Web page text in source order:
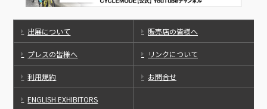
出展について 販売店の皆様へ
プレスの皆様へ リンクについて
利用規約 お問合せ
ENGLISH EXHIBITORS